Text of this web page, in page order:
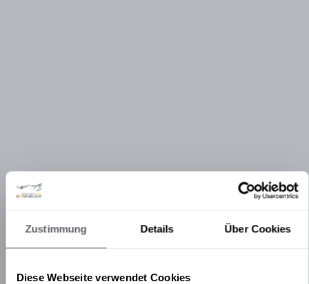
Zustimmung Details Über Cookies
Diese Webseite verwendet Cookies